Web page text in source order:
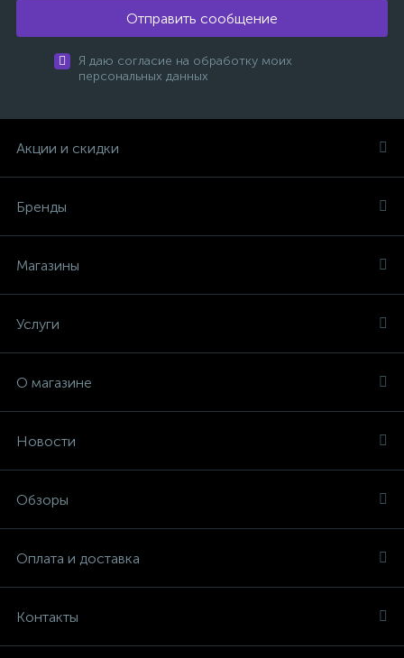
Отправить сообщение
Я даю согласие на обработку моих
персональных данных
Акции и скидки
Бренды
Магазины
Услуги
О магазине
Новости
Обзоры
Оплата и доставка
Контакты